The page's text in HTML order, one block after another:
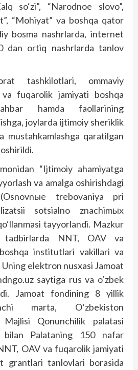
so‘zi”, “Narodnoe slovo”,
“Mohiyat” va boshqa qator
bosma nashrlarda, internet
dan ortiq nashrlarda tanlov
tashkilotlari, ommaviy
fuqarolik jamiyati boshqa
hamda faollarining
joylarda ijtimoiy sheriklik
mustahkamlashga qaratilgan
“Ijtimoiy ahamiyatga
va amalga oshirishdagi
ыe trebovaniya pri
sotsialno znachimыx
tayyorlandi. Mazkur
tadbirlarda NNT, OAV va
institutlari vakillari va
elektron nusxasi Jamoat
saytiga rus va o‘zbek
Jamoat fondining 8 yillik
marta, O‘zbekiston
Qonunchilik palatasi
bilan Palataning 150 nafar
OAV va fuqarolik jamiyati
grantlari tanlovlari borasida